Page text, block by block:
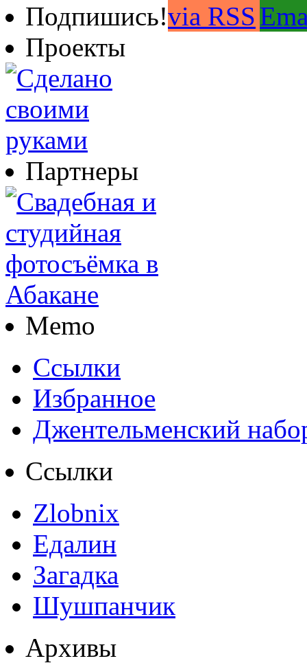
Подпишись!
Проекты
Партнеры
Memo
Ссылки
Избранное
Джентельменский
Ссылки
Zlobnix
Едалин
Загадка
Шушпанчик
Архивы